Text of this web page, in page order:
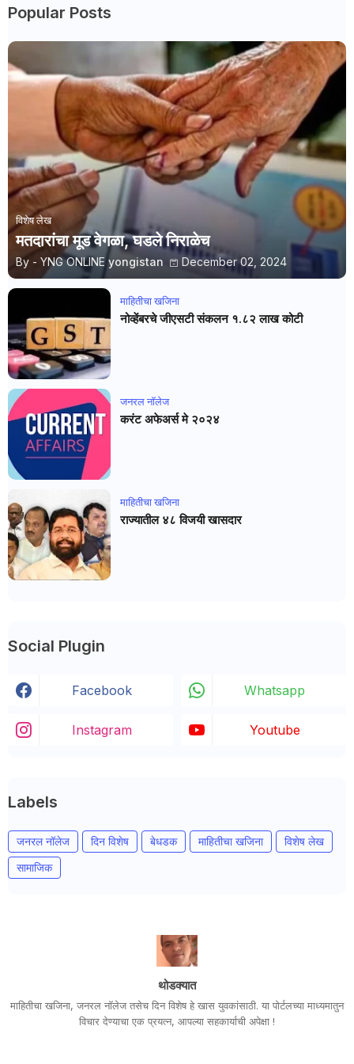
Popular Posts
विशेष लेख
मतदारांचा मूड वेगळा, घडले निराळेच
By - YNG ONLINE yongistan December 02, 2024
माहितीचा खजिना
नोव्हेंबरचे जीएसटी संकलन १.८२ लाख कोटी
जनरल नाॅलेज
करंट अफेअर्स मे २०२४
माहितीचा खजिना
राज्यातील ४८ विजयी खासदार
Social Plugin
Facebook Whatsapp
Instagram Youtube
Labels
जनरल नॉलेज दिन विशेष बेधडक माहितीचा खजिना
विशेष लेख
सामाजिक
थोडक्यात
माहितीचा खजिना, जनरल नॉलेज तसेच दिन विशेष हे खास युवकांसाठी. या पोर्टलच्या माध्यमातुन
विचार देण्याचा एक प्रयत्न, आपल्या सहकार्याची अपेक्षा !